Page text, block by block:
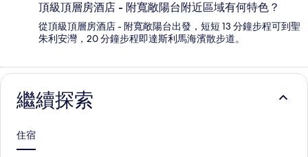
頂級頂層房酒店 - 附寬敞陽台附近區域有何特色？
從頂級頂層房酒店 - 附寬敞陽台出發，短短 13 分鐘步程可到聖
朱利安灣，20 分鐘步程即達斯利馬海濱散步道。
繼續探索
住宿